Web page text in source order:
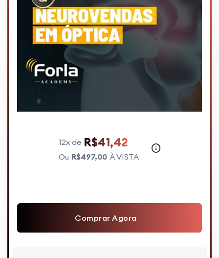
12x de R$41,42
Ou R$497,00 À VISTA
Comprar Agora